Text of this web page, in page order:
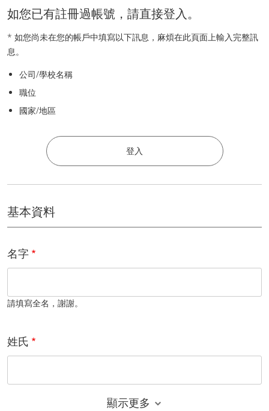
如您已有註冊過帳號，請直接登入。
* 如您尚未在您的帳戶中填寫以下訊息，麻煩在此頁面上輸入完整訊
息。
公司/學校名稱
職位
國家/地區
登入
基本資料
名字
請填寫全名，謝謝。
姓氏
顯示更多